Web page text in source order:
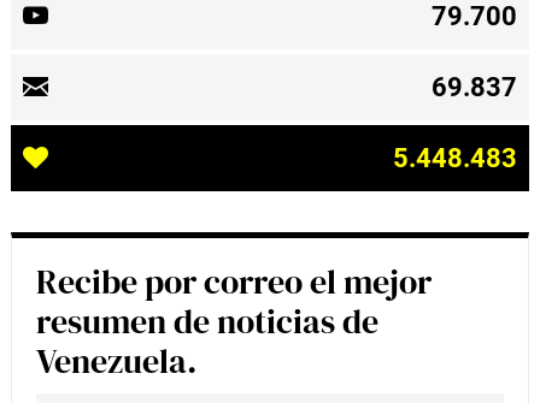
79.700
69.837
5.448.483
Recibe por correo el mejor
resumen de noticias de
Venezuela.